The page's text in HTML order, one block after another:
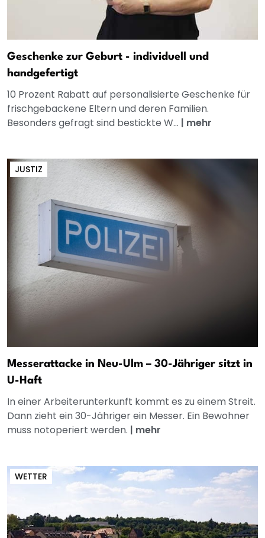
Geschenke zur Geburt - individuell und
handgefertigt
10 Prozent Rabatt auf personalisierte Geschenke für
frischgebackene Eltern und deren Familien.
Besonders gefragt sind bestickte W... | mehr
JUSTIZ
Messerattacke in Neu-Ulm – 30-Jähriger sitzt in
U-Haft
In einer Arbeiterunterkunft kommt es zu einem Streit.
Dann zieht ein 30-Jähriger ein Messer. Ein Bewohner
muss notoperiert werden. | mehr
WETTER